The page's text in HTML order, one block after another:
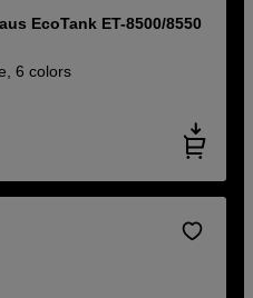
EcoTank ET-8500/8550
6 colors